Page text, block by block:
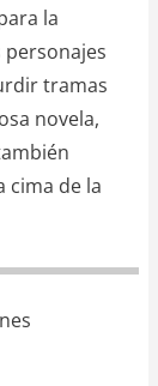
la
tramas
novela,
cima de la